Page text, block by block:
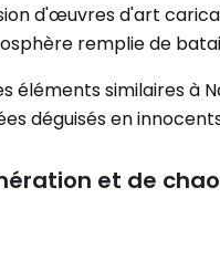
d'œuvres d'art
remplie de
éléments similaires à
déguisés en
et de